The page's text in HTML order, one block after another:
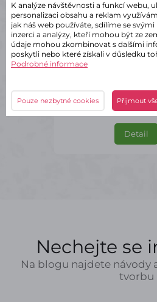
✔ Skladem –
Platový obal bílý
18,15 Kč s DPH
Detail
Nechejte se
Na blogu najdete návody
tvorbu
K analýze návštěvnosti a funkcí webu,
personalizaci obsahu a reklam
jak náš web používáte, sdílíme se
inzerci a analýzy, kteří mohou být ze
údaje mohou zkombinovat s dalšími
poskytli nebo které získali v důsledku
Podrobné informace
Pouze nezbytné cookies Přijmout